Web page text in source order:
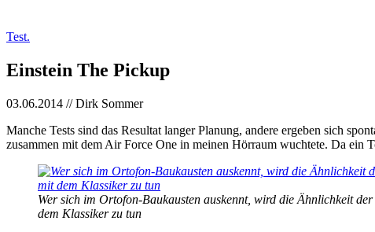
Test.
Einstein The Pickup
03.06.2014 // Dirk Sommer
Manche Tests sind das Resultat langer Planung, andere ergeben sich
zusammen mit dem Air Force One in meinen Hörraum wuchtete. Da ein
Wer sich im Ortofon-Baukausten auskennt, wird die Ähnlichkeit
dem Klassiker zu tun